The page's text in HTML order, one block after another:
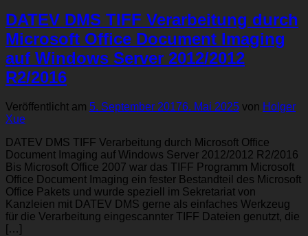
DATEV DMS TIFF Verarbeitung durch
Microsoft Office Document Imaging
auf Windows Server 2012/2012
R2/2016
Veröffentlicht am 5. September 20176. Mai 2025 von Holger
Xue
DATEV DMS TIFF Verarbeitung durch Microsoft Office
Document Imaging auf Windows Server 2012/2012 R2/2016
Bis Microsoft Office 2007 war das TIFF Programm Microsoft
Office Document Imaging ein fester Bestandteil des Microsoft
Office Pakets und wurde speziell im Sekretariat von
Kanzleien mit DATEV DMS gerne als einfaches Werkzeug
für die Verarbeitung eingescannter TIFF Dateien genutzt, die
[…]